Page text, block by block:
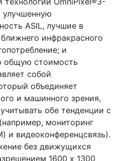
улучшенную
ASIL, лучшие в
инфракрасного
и
общую стоимость
собой
объединяет
и машинного зрения,
обе тенденции с
мониторинг
и видеоконференцсвязь).
без движущихся
1600 x 1300